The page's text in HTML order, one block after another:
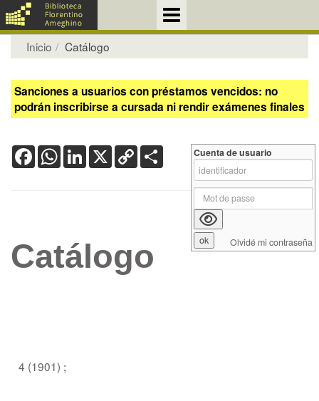
Inicio Catálogo
Sanciones a usuarios con préstamos vencidos: no
podrán inscribirse a cursada ni rendir exámenes finales
FacebookWhatsApp
LinkedIn
X Copy
Link
Catálogo
4 (1901) ;
Cuenta de usuario
Olvidé mi contraseña